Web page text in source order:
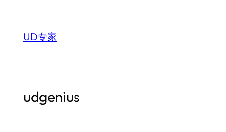
UD专家
udgenius